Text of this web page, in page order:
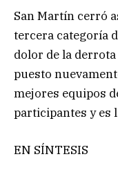
San Martín cerró
tercera categoría
dolor de la
puesto
mejores equipos
participantes y es
EN SÍNTESIS